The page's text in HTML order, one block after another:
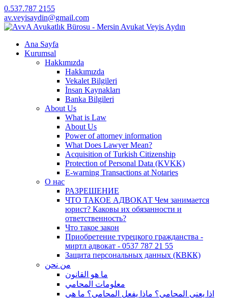
0.537.787 2155
av.veyisaydin@gmail.com
Ana Sayfa
Kurumsal
Hakkımızda
Hakkımızda
Vekalet Bilgileri
İnsan Kaynakları
Banka Bilgileri
About Us
What is Law
About Us
Power of attorney information
What Does Lawyer Mean?
Acquisition of Turkish Citizenship
Protection of Personal Data (KVKK)
E-warning Transactions at Notaries
О нас
РАЗРЕШЕНИЕ
ЧТО ТАКОЕ АДВОКАТ Чем занимается
юрист? Каковы их обязанности и
ответственность?
Что такое закон
Приобретение турецкого гражданства -
миртл адвокат - 0537 787 21 55
Защита персональных данных (КВКК)
من نحن
ما هو القانون
معلومات المحامي
اذا يعني المحامي؟ ماذا يفعل المحامي؟ ما هي